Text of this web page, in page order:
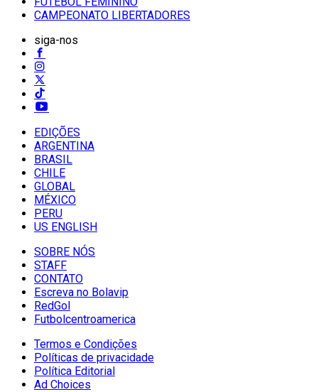
CAMPEONATO LIBERTADORES
siga-nos
EDIÇÕES
ARGENTINA
BRASIL
CHILE
GLOBAL
MÉXICO
PERU
US ENGLISH
SOBRE NÓS
STAFF
CONTATO
Escreva no Bolavip
RedGol
Futbolcentroamerica
Termos e Condições
Políticas de privacidade
Política Editorial
Ad Choices